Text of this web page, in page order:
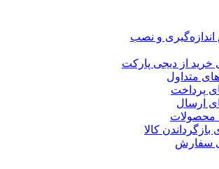
و نصب
خرید از دیجی پارکت
متداول
پرداخت
ارسال
کالا
سفارش